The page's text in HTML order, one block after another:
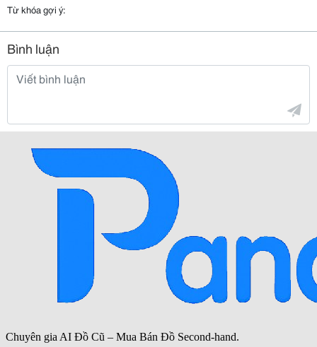
Từ khóa gợi ý:
Bình luận